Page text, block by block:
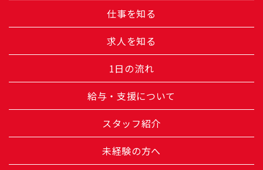
仕事を知る
求人を知る
1日の流れ
給与・支援について
スタッフ紹介
未経験の方へ